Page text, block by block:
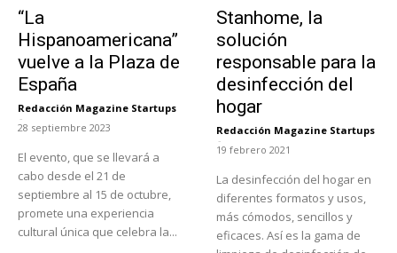
“La
Hispanoamericana”
vuelve a la Plaza de
España
Redacción Magazine Startups
-
28 septiembre 2023
El evento, que se llevará a
cabo desde el 21 de
septiembre al 15 de octubre,
promete una experiencia
cultural única que celebra la...
Stanhome, la
solución
responsable para la
desinfección del
hogar
Redacción Magazine Startups
-
19 febrero 2021
La desinfección del hogar en
diferentes formatos y usos,
más cómodos, sencillos y
eficaces. Así es la gama de